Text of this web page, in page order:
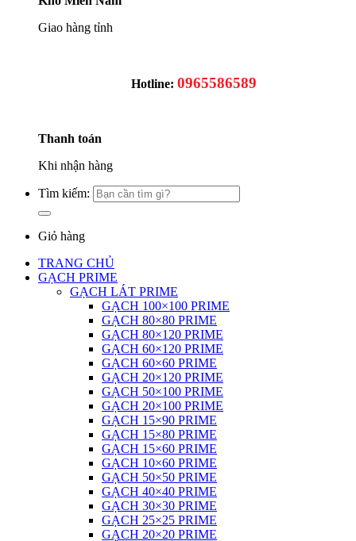
Giao hàng tỉnh
Hotline: 0965586589
Thanh toán
Khi nhận hàng
Tìm kiếm:
Giỏ hàng
TRANG CHỦ
GẠCH PRIME
GẠCH LÁT PRIME
GẠCH 100×100 PRIME
GẠCH 80×80 PRIME
GẠCH 80×120 PRIME
GẠCH 60×120 PRIME
GẠCH 60×60 PRIME
GẠCH 20×120 PRIME
GẠCH 50×100 PRIME
GẠCH 20×100 PRIME
GẠCH 15×90 PRIME
GẠCH 15×80 PRIME
GẠCH 15×60 PRIME
GẠCH 10×60 PRIME
GẠCH 50×50 PRIME
GẠCH 40×40 PRIME
GẠCH 30×30 PRIME
GẠCH 25×25 PRIME
GẠCH 20×20 PRIME